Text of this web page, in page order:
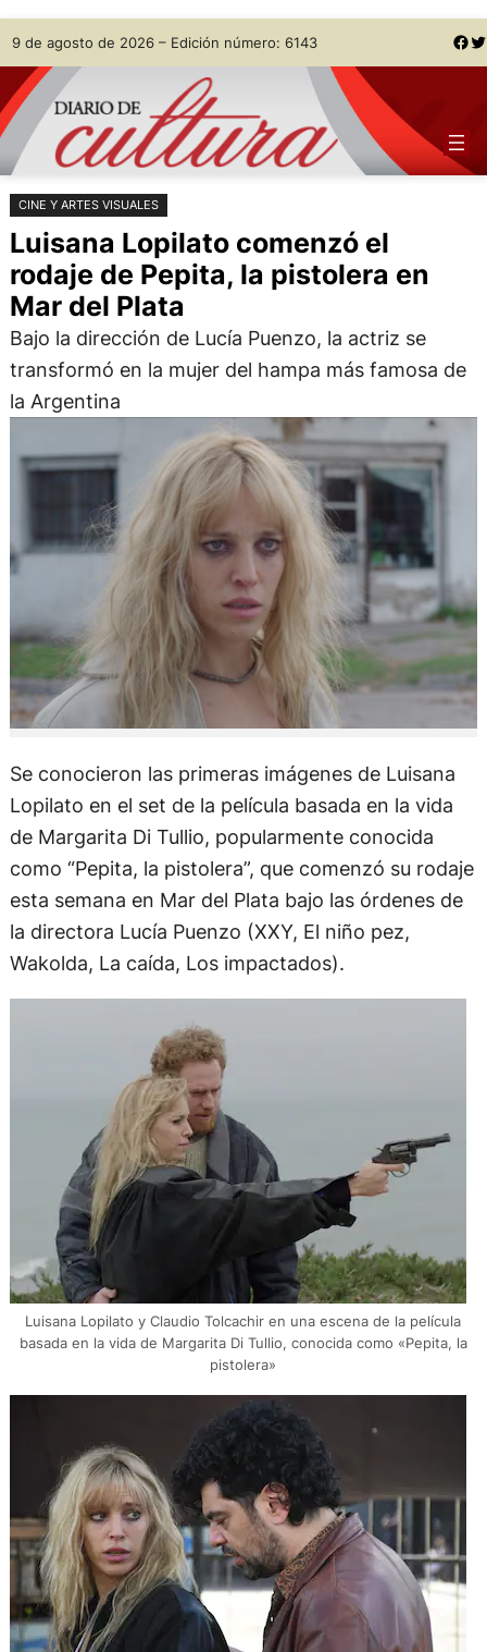
Saltar
al
contenido
Skip
to
content
9 de agosto de 2026 – Edición número: 6143 Facebook Twitter
CINE Y ARTES VISUALES
Luisana Lopilato comenzó el
rodaje de Pepita, la pistolera en
Mar del Plata
Bajo la dirección de Lucía Puenzo, la actriz se
transformó en la mujer del hampa más famosa de
la Argentina
Se conocieron las primeras imágenes de Luisana
Lopilato en el set de la película basada en la vida
de Margarita Di Tullio, popularmente conocida
como “Pepita, la pistolera”, que comenzó su rodaje
esta semana en Mar del Plata bajo las órdenes de
la directora Lucía Puenzo (XXY, El niño pez,
Wakolda, La caída, Los impactados).
Luisana Lopilato y Claudio Tolcachir en una escena de la película
basada en la vida de Margarita Di Tullio, conocida como «Pepita, la
pistolera»